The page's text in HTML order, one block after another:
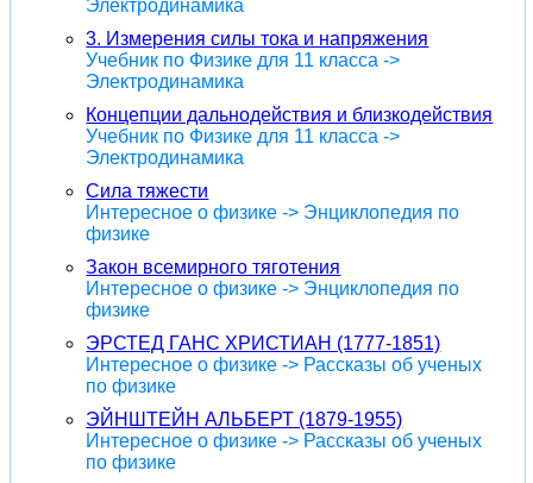
Электродинамика
3. Измерения силы тока и напряжения
Учебник по Физике для 11 класса ->
Электродинамика
Концепции дальнодействия и близкодействия
Учебник по Физике для 11 класса ->
Электродинамика
Сила тяжести
Интересное о физике -> Энциклопедия по
физике
Закон всемирного тяготения
Интересное о физике -> Энциклопедия по
физике
ЭРСТЕД ГАНС ХРИСТИАН (1777-1851)
Интересное о физике -> Рассказы об ученых
по физике
ЭЙНШТЕЙН АЛЬБЕРТ (1879-1955)
Интересное о физике -> Рассказы об ученых
по физике